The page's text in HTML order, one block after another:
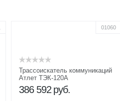
01060
Трассоискатель коммуникаций
Атлет ТЭК-120А
386 592 руб.